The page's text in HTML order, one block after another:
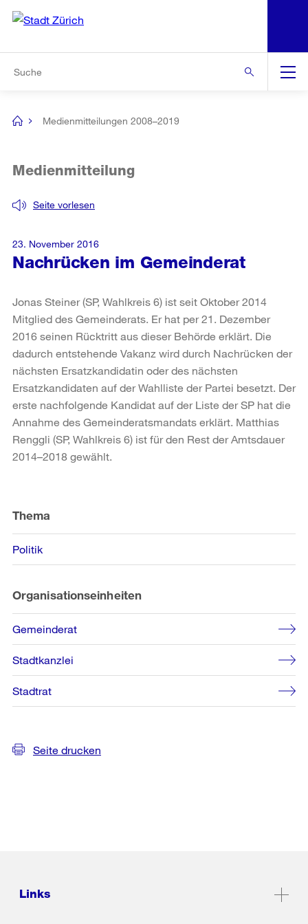
Navigation
[no
Medienmitteilungen 2008–2019
Nachrücken im Gemeinderat
Seite vorlesen
Medienmitteilung
23. November 2016
Jonas Steiner (SP, Wahlkreis 6) ist seit Oktober 2014
Mitglied des Gemeinderats. Er hat per 21. Dezember
2016 seinen Rücktritt aus dieser Behörde erklärt. Die
dadurch entstehende Vakanz wird durch Nachrücken der
nächsten Ersatzkandidatin oder des nächsten
Ersatzkandidaten auf der Wahlliste der Partei besetzt. Der
erste nachfolgende Kandidat auf der Liste der SP hat die
Annahme des Gemeinderatsmandats erklärt. Matthias
Renggli (SP, Wahlkreis 6) ist für den Rest der Amtsdauer
2014–2018 gewählt.
Informationen
Thema
Politik
Organisationseinheiten
Gemeinderat
Stadtkanzlei
Stadtrat
Seite drucken
Links